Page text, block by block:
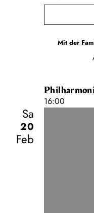
Mit der
16:00
Sa
20
Feb